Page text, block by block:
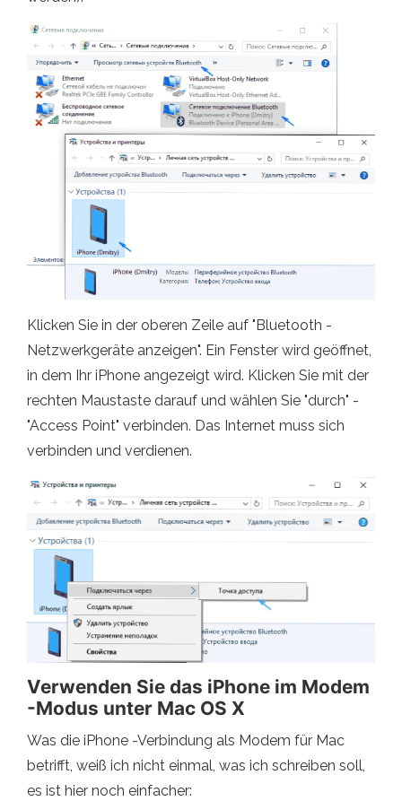
Klicken Sie in der oberen Zeile auf "Bluetooth -
Netzwerkgeräte anzeigen". Ein Fenster wird geöffnet,
in dem Ihr iPhone angezeigt wird. Klicken Sie mit der
rechten Maustaste darauf und wählen Sie "durch" -
"Access Point" verbinden. Das Internet muss sich
verbinden und verdienen.
Verwenden Sie das iPhone im Modem
-Modus unter Mac OS X
Was die iPhone -Verbindung als Modem für Mac
betrifft, weiß ich nicht einmal, was ich schreiben soll,
es ist hier noch einfacher: